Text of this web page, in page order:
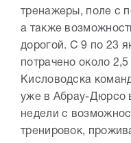
тренажеры, поле с
а также
дорогой. С 9 по 23
потрачено около
Кисловодска
уже в Абрау-Дюрсо
недели с
тренировок,